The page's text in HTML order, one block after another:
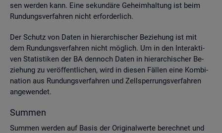
sen wer­den kann. Eine se­kun­dä­re Ge­heim­hal­tung ist beim
Run­dungs­ver­fah­ren nicht er­for­der­lich.
Der Schutz von Daten in hier­ar­chi­scher Be­zie­hung ist mit
dem Run­dungs­ver­fah­ren nicht mög­lich. Um in den In­ter­ak­ti­
ven Sta­tis­ti­ken der BA den­noch Daten in hier­ar­chi­scher Be­
zie­hung zu ver­öf­fent­li­chen, wird in die­sen Fäl­len eine Kom­bi­
na­ti­on aus Run­dungs­ver­fah­ren und Zell­sper­rungs­ver­fah­ren
an­ge­wen­det.
Sum­men
Sum­men wer­den auf Basis der Ori­gi­nal­wer­te be­rech­net und